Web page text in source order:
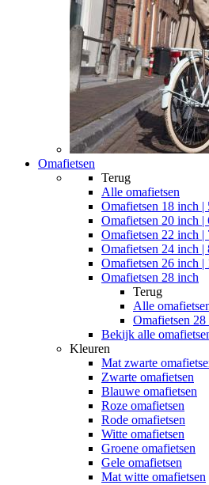
Omafietsen
Terug
Alle omafietsen
Omafietsen 18 inch |
Omafietsen 20 inch |
Omafietsen 22 inch |
Omafietsen 24 inch |
Omafietsen 26 inch |
Omafietsen 28 inch
Terug
Alle
Omafietsen
Bekijk alle
Kleuren
Mat zwarte
Zwarte omafietsen
Blauwe omafietsen
Roze omafietsen
Rode omafietsen
Witte omafietsen
Groene omafietsen
Gele omafietsen
Mat witte omafietsen